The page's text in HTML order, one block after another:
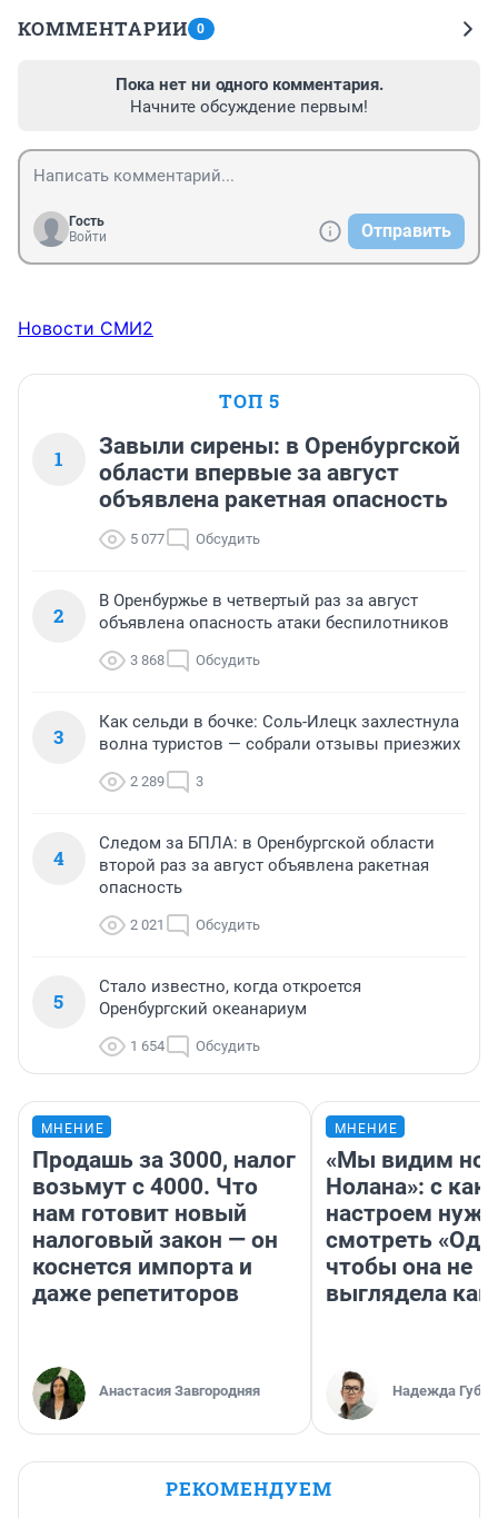
КОММЕНТАРИИ 0
Пока нет ни одного комментария.
Начните обсуждение первым!
Гость
Войти
Отправить
Новости СМИ2
ТОП 5
1
Завыли сирены: в Оренбургской
области впервые за август
объявлена ракетная опасность
5 077 Обсудить
2
В Оренбуржье в четвертый раз за август
объявлена опасность атаки беспилотников
3 868 Обсудить
3
Как сельди в бочке: Соль-Илецк захлестнула
волна туристов — собрали отзывы приезжих
2 289 3
4
Следом за БПЛА: в Оренбургской области
второй раз за август объявлена ракетная
опасность
2 021 Обсудить
5
Стало известно, когда откроется
Оренбургский океанариум
1 654 Обсудить
МНЕНИЕ
Продашь за 3000, налог
возьмут с 4000. Что
нам готовит новый
налоговый закон — он
коснется импорта и
даже репетиторов
Анастасия Завгородняя
МНЕНИЕ
«Мы видим
Нолана»: с
настроем
смотреть
чтобы она не
выглядела как
Надежда
РЕКОМЕНДУЕМ